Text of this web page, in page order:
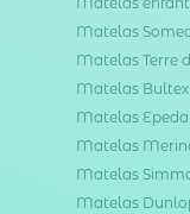
Matelas
Matelas Terre
Matelas Bultex
Matelas Epeda
Matelas
Matelas
Matelas